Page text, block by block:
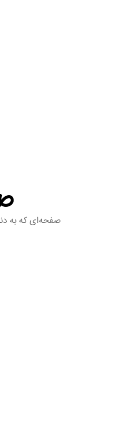
صفحه‌ای که به